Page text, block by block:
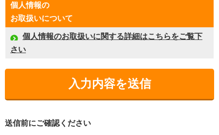
個人情報の
お取扱いについて
個人情報のお取扱いに関する詳細はこちらをご覧下
さい
送信前にご確認ください